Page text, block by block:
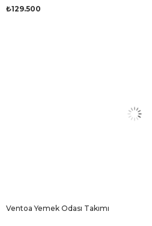
₺129.500
Ventoa Yemek Odası Takımı